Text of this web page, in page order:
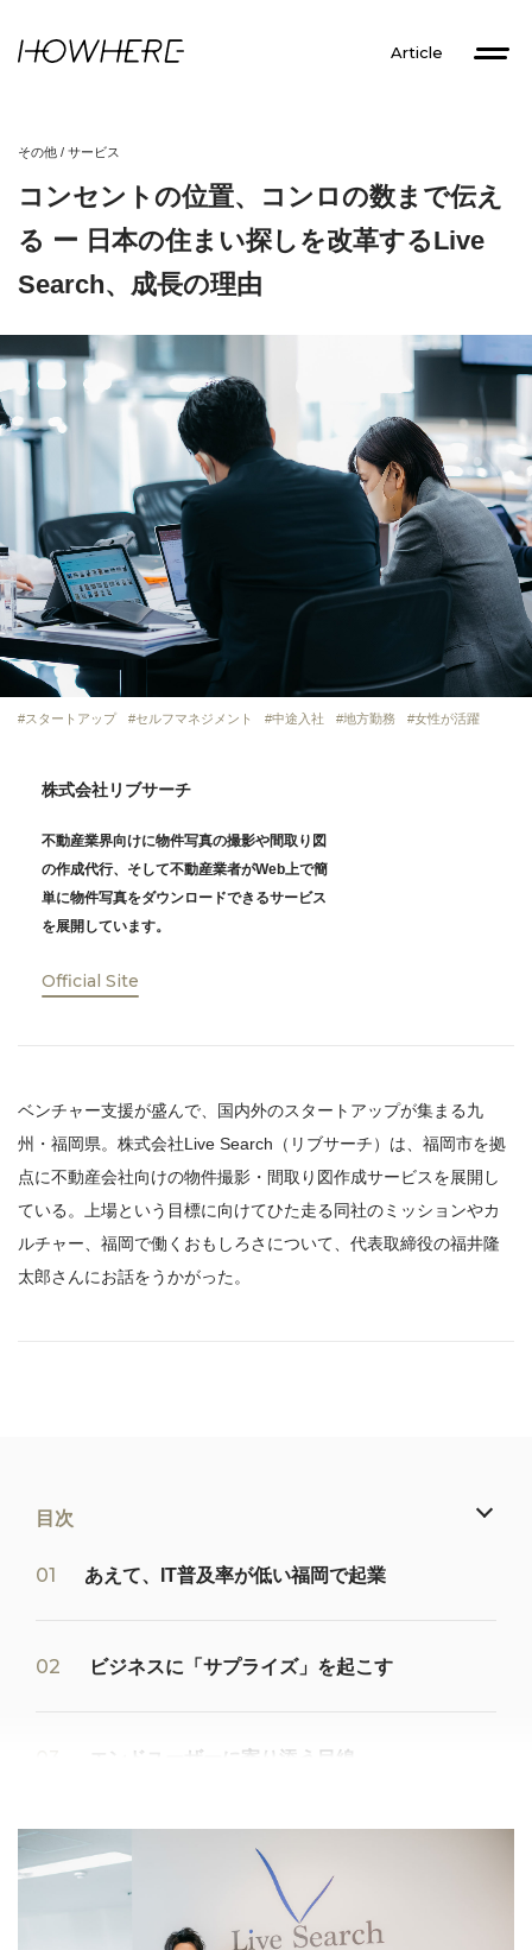
Article
その他 / サービス
コンセントの位置、コンロの数まで伝え
る ー 日本の住まい探しを改革するLive
Search、成長の理由
スタートアップ セルフマネジメント 中途入社 地方勤務 女性が活躍
株式会社リブサーチ
不動産業界向けに物件写真の撮影や間取り図
の作成代行、そして不動産業者がWeb上で簡
単に物件写真をダウンロードできるサービス
を展開しています。
Official Site
ベンチャー支援が盛んで、国内外のスタートアップが集まる九
州・福岡県。株式会社Live Search（リブサーチ）は、福岡市を拠
点に不動産会社向けの物件撮影・間取り図作成サービスを展開し
ている。上場という目標に向けてひた走る同社のミッションやカ
ルチャー、福岡で働くおもしろさについて、代表取締役の福井隆
太郎さんにお話をうかがった。
目次
あえて、IT普及率が低い福岡で起業
ビジネスに「サプライズ」を起こす
エンドユーザーに寄り添う目線
ユーザーにシームレスな家探しを提供する